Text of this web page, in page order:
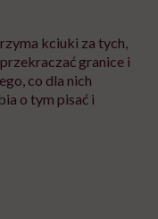
kciuki za tych,
granice i
co dla nich
o tym pisać i